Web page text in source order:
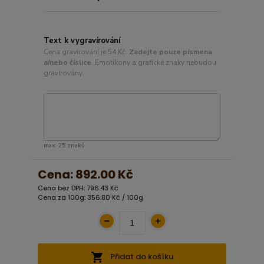
Text k vygravírování
Cena gravírování je 54 Kč. Zadejte pouze písmena
a/nebo číslice. Emotikony a grafické znaky nebudou
gravírovány.
max. 25 znaků
Cena:892.00 Kč
Cena bez DPH: 796.43 Kč
Cena za 100g: 356.80 Kč / 100g
Přidat do košíku